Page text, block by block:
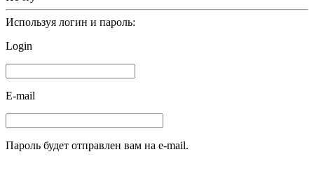
Используя логин и пароль:
Login
E-mail
Пароль будет отправлен вам на e-mail.